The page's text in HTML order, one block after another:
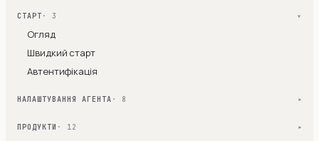
СТАРТ · 3 ▾
Огляд
Швидкий старт
Автентифікація
НАЛАШТУВАННЯ АГЕНТА · 8 ▾
ПРОДУКТИ · 12 ▾